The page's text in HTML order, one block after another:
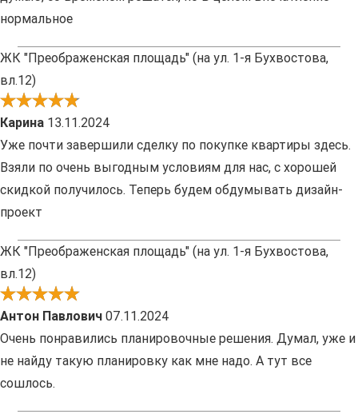
нормальное
ЖК "Преображенская площадь" (на ул. 1-я Бухвостова,
вл.12)
Карина 13.11.2024
Уже почти завершили сделку по покупке квартиры здесь.
Взяли по очень выгодным условиям для нас, с хорошей
скидкой получилось. Теперь будем обдумывать дизайн-
проект
ЖК "Преображенская площадь" (на ул. 1-я Бухвостова,
вл.12)
Антон Павлович 07.11.2024
Очень понравились планировочные решения. Думал, уже и
не найду такую планировку как мне надо. А тут все
сошлось.